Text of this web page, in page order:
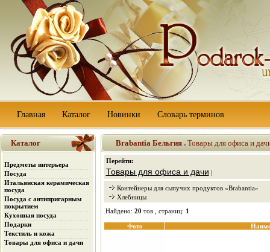
Главная Каталог Новинки Словарь терминов
Каталог
Предметы интерьера
Посуда
Итальянская керамическая
посуда
Посуда с антипригарным
покрытием
Кухонная посуда
Подарки
Текстиль и кожа
Товары для офиса и дачи
Brabantia Бельгия Товары для офиса и
Перейти:
Товары для офиса и дачи |
Контейнеры для сыпучих продуктов «Brabantia»
Хлебницы
Найдено: 20 тов., страниц: 1
Фото